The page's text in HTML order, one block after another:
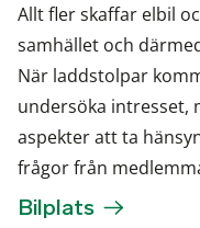
Allt fler skaffar elbil
samhället och
När laddstolpar
undersöka intresset,
aspekter att ta
frågor från
Bilplats